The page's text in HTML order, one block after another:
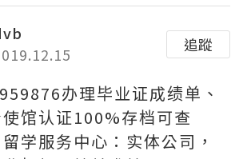
追蹤
办理毕业证成绩单、
馆认证100%存档可查
留学服务中心：实体公司，